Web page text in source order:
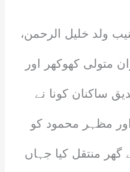
ولد خلیل الرحمن،
متولی کھوکھر اور
ساکنان کونا نے
مظہر محمود کو
گھر منتقل کیا جہاں